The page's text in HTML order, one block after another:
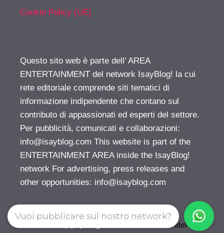
Cookie Policy (UE)
Questo sito web è parte dell’ AREA
ENTERTAINMENT del network IsayBlog! la cui
rete editoriale comprende siti tematici di
informazione indipendente che contano sul
contributo di appassionati ed esperti del settore.
Per pubblicità, comunicati e collaborazioni:
info@isayblog.com This website is part of the
ENTERTAINMENT AREA inside the IsayBlog!
network For advertising, press releases and
other opportunities: info@isayblog.com
GeneratePress
Vuoi pubblicare sul nostro network?